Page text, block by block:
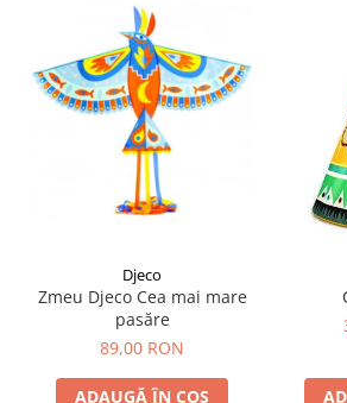
Djeco
Zmeu Djeco Cea mai mare
pasăre
89,00 RON
ADAUGĂ ÎN COȘ